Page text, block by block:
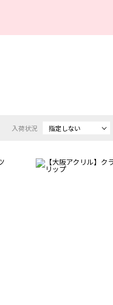
入荷状況 指定しない